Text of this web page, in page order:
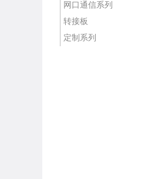
网口通信系列
转接板
定制系列